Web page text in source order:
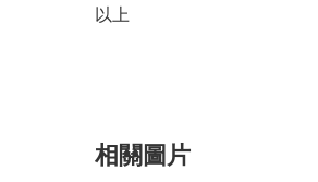
以上
相關圖片